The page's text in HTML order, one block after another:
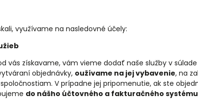
využívame na nasledovné účely:
vás získavame, vám vieme dodať naše služby v
objednávky, oužívame na jej vybavenie, na
V prípadne jej pripomenutie, ak ste
do nášho účtovného a fakturačného systému